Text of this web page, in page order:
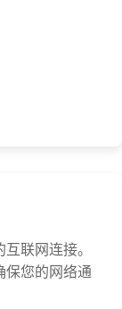
联网连接。
保您的网络通